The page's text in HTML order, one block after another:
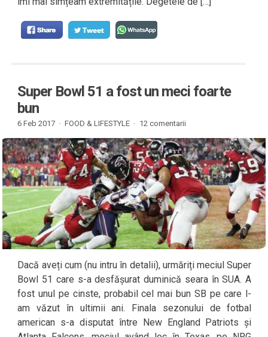
Super Bowl 51 a fost un meci foarte
bun
6 Feb 2017 · FOOD & LIFESTYLE · 12 comentarii
Dacă aveți cum (nu intru în detalii), urmăriți meciul Super
Bowl 51 care s-a desfășurat duminică seara în SUA. A
fost unul pe cinste, probabil cel mai bun SB pe care l-
am văzut în ultimii ani. Finala sezonului de fotbal
american s-a disputat între New England Patriots și